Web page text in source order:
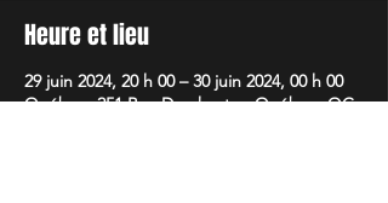
Heure et lieu
29 juin 2024, 20 h 00 – 30 juin 2024, 00 h 00
Québec, 251 Rue Dorchester, Québec, QC